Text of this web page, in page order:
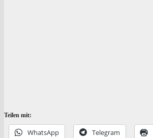
Teilen mit:
Whats­App Tele­gram